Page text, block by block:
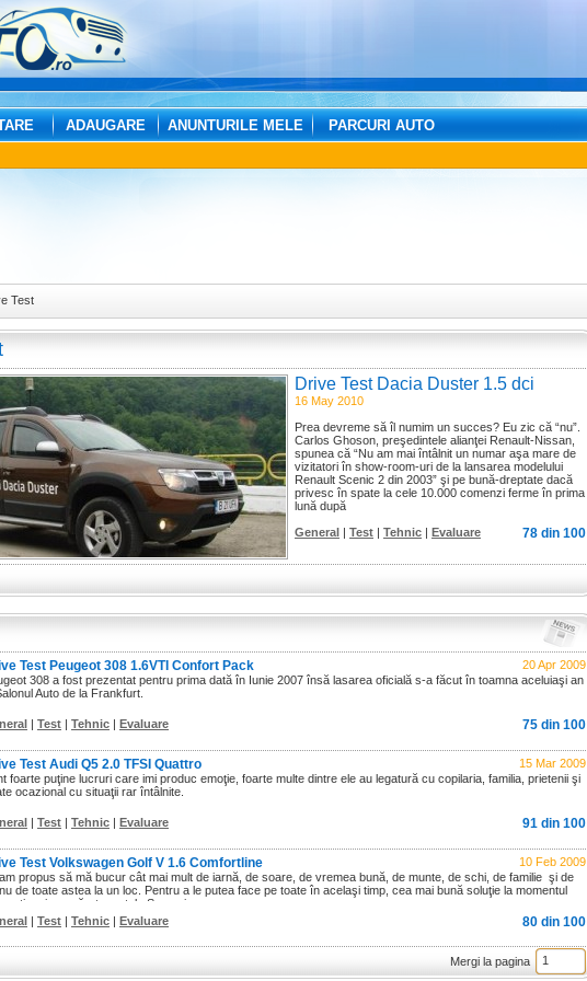
ADAUGARE ANUNTURILE MELE PARCURI AUTO
Test
Drive Test Dacia Duster 1.5 dci
110CP 4x4
16 May 2010
Prea devreme să îl numim un succes? Eu zic că “nu”.
Carlos Ghoson, preşedintele alianţei Renault-Nissan,
spunea că “Nu am mai întâlnit un numar aşa mare de
vizitatori în show-room-uri de la lansarea modelului
Renault Scenic 2 din 2003” şi pe bună-dreptate dacă
privesc în spate la cele 10.000 comenzi ferme în prima
lună după
78 din 100
General | Test | Tehnic | Evaluare
20 Apr 2009
Test Peugeot 308 1.6VTI Confort Pack
308 a fost prezentat pentru prima dată în Iunie 2007 însă lasarea oficială s-a făcut în toamna aceluiaşi an
Auto de la Frankfurt.
75 din 100
| Test | Tehnic | Evaluare
15 Mar 2009
Test Audi Q5 2.0 TFSI Quattro
foarte puţine lucruri care imi produc emoţie, foarte multe dintre ele au legatură cu copilaria, familia, prietenii şi
ocazional cu situaţii rar întâlnite.
91 din 100
| Test | Tehnic | Evaluare
10 Feb 2009
Test Volkswagen Golf V 1.6 Comfortline
propus să mă bucur cât mai mult de iarnă, de soare, de vremea bună, de munte, de schi, de familie şi de
de toate astea la un loc. Pentru a le putea face pe toate în acelaşi timp, cea mai bună soluţie la momentul
mi s-a părut muntele Semenic.
80 din 100
| Test | Tehnic | Evaluare
Mergi la pagina